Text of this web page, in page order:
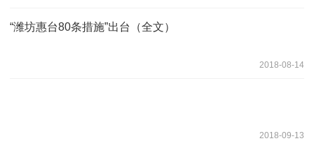
“潍坊惠台80条措施”出台（全文）
2018-08-14
2018-09-13